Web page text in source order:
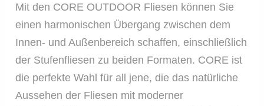
Mit den CORE OUTDOOR Fliesen können Sie
einen harmonischen Übergang zwischen dem
Innen- und Außenbereich schaffen, einschließlich
der Stufenfliesen zu beiden Formaten. CORE ist
die perfekte Wahl für all jene, die das natürliche
Aussehen der Fliesen mit moderner